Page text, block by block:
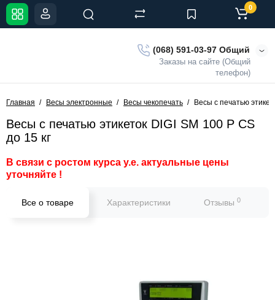
(068) 591-03-97 Общий
Заказы на сайте (Общий
телефон)
0
Главная Весы электронные Весы чекопечать Весы с печатью
Весы с печатью этикеток DIGI SM 100 P CS
до 15 кг
В связи с ростом курса у.е. актуальные цены
уточняйте !
Все о товаре Характеристики Отзывы 0